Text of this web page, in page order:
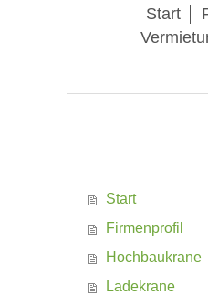
Start
Start
Firmenprofil
Hochbaukrane
Ladekrane